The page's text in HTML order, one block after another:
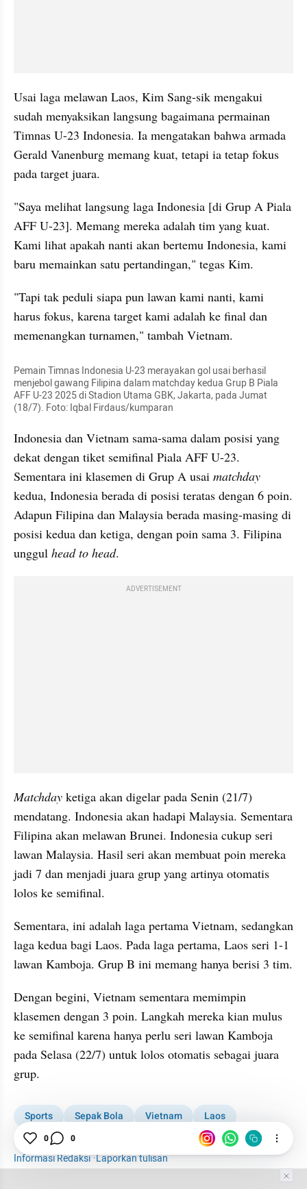
Usai laga melawan Laos, Kim Sang-sik mengakui
sudah menyaksikan langsung bagaimana permainan
Timnas U-23 Indonesia. Ia mengatakan bahwa armada
Gerald Vanenburg memang kuat, tetapi ia tetap fokus
pada target juara.
"Saya melihat langsung laga Indonesia [di Grup A Piala
AFF U-23]. Memang mereka adalah tim yang kuat.
Kami lihat apakah nanti akan bertemu Indonesia, kami
baru memainkan satu pertandingan," tegas Kim.
"Tapi tak peduli siapa pun lawan kami nanti, kami
harus fokus, karena target kami adalah ke final dan
memenangkan turnamen," tambah Vietnam.
Pemain Timnas Indonesia U-23 merayakan gol usai berhasil
menjebol gawang Filipina dalam matchday kedua Grup B Piala
AFF U-23 2025 di Stadion Utama GBK, Jakarta, pada Jumat
(18/7). Foto: Iqbal Firdaus/kumparan
Indonesia dan Vietnam sama-sama dalam posisi yang
dekat dengan tiket semifinal Piala AFF U-23.
Sementara ini klasemen di Grup A usai
kedua, Indonesia berada di posisi teratas dengan 6 poin.
Adapun Filipina dan Malaysia berada masing-masing di
posisi kedua dan ketiga, dengan poin sama 3. Filipina
unggul head to head.
ADVERTISEMENT
Matchday ketiga akan digelar pada Senin (21/7)
mendatang. Indonesia akan hadapi Malaysia. Sementara
Filipina akan melawan Brunei. Indonesia cukup seri
lawan Malaysia. Hasil seri akan membuat poin mereka
jadi 7 dan menjadi juara grup yang artinya otomatis
lolos ke semifinal.
Sementara, ini adalah laga pertama Vietnam, sedangkan
laga kedua bagi Laos. Pada laga pertama, Laos seri 1-1
lawan Kamboja. Grup B ini memang hanya berisi 3 tim.
Dengan begini, Vietnam sementara memimpin
klasemen dengan 3 poin. Langkah mereka kian mulus
ke semifinal karena hanya perlu seri lawan Kamboja
pada Selasa (22/7) untuk lolos otomatis sebagai juara
grup.
Sports Sepak Bola Vietnam
Laos
Timnas Vietnam
Piala AFF
Informasi Redaksi·Laporkan tulisan
0 0